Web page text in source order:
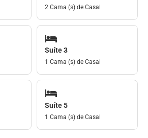
2 Cama (s) de Casal
Suíte 3
1 Cama (s) de Casal
Suíte 5
1 Cama (s) de Casal